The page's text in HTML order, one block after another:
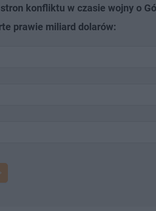
konfliktu w czasie wojny o
prawie miliard dolarów: